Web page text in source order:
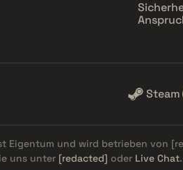
Steam
Eigentum und wird betrieben von
uns unter [redacted] oder Live Chat.